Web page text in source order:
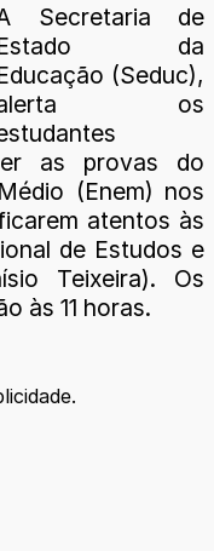
Secretaria de
da
(Seduc),
os
as provas do
(Enem) nos
atentos às
de Estudos e
Teixeira). Os
às 11 horas.